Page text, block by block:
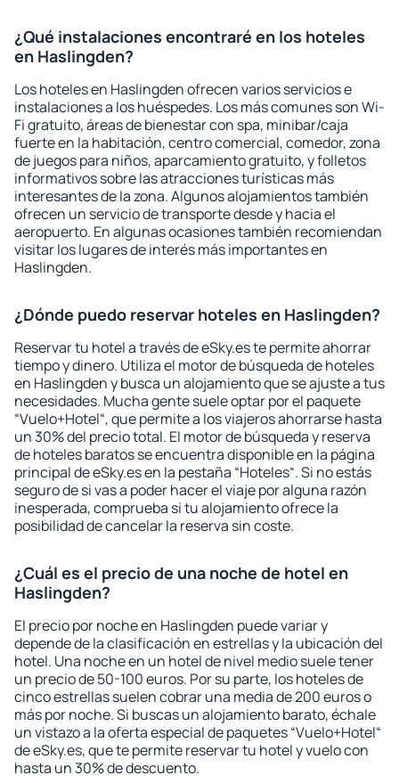
¿Qué instalaciones encontraré en los hoteles
en Haslingden?
Los hoteles en Haslingden ofrecen varios servicios e
instalaciones a los huéspedes. Los más comunes son Wi-
Fi gratuito, áreas de bienestar con spa, minibar/caja
fuerte en la habitación, centro comercial, comedor, zona
de juegos para niños, aparcamiento gratuito, y folletos
informativos sobre las atracciones turísticas más
interesantes de la zona. Algunos alojamientos también
ofrecen un servicio de transporte desde y hacia el
aeropuerto. En algunas ocasiones también recomiendan
visitar los lugares de interés más importantes en
Haslingden.
¿Dónde puedo reservar hoteles en Haslingden?
Reservar tu hotel a través de eSky.es te permite ahorrar
tiempo y dinero. Utiliza el motor de búsqueda de hoteles
en Haslingden y busca un alojamiento que se ajuste a tus
necesidades. Mucha gente suele optar por el paquete
“Vuelo+Hotel“, que permite a los viajeros ahorrarse hasta
un 30% del precio total. El motor de búsqueda y reserva
de hoteles baratos se encuentra disponible en la página
principal de eSky.es en la pestaña “Hoteles“. Si no estás
seguro de si vas a poder hacer el viaje por alguna razón
inesperada, comprueba si tu alojamiento ofrece la
posibilidad de cancelar la reserva sin coste.
¿Cuál es el precio de una noche de hotel en
Haslingden?
El precio por noche en Haslingden puede variar y
depende de la clasificación en estrellas y la ubicación del
hotel. Una noche en un hotel de nivel medio suele tener
un precio de 50-100 euros. Por su parte, los hoteles de
cinco estrellas suelen cobrar una media de 200 euros o
más por noche. Si buscas un alojamiento barato, échale
un vistazo a la oferta especial de paquetes “Vuelo+Hotel“
de eSky.es, que te permite reservar tu hotel y vuelo con
hasta un 30% de descuento.